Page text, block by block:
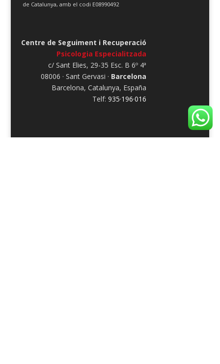
de Catalunya, amb el codi E08990492
Centre de Seguiment i Recuperació
Psicologia Especialitzada
c/ Sant Elies, 29-35 Esc. B 6º 4ª
08006 · Sant Gervasi · Barcelona
Barcelona, Catalunya, España
Telf: 935·196·016